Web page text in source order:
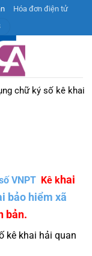
Hóa đơn điện tử
chữ ký số kê khai
VNPT Kê khai
bảo hiểm xã
bản.
kê khai hải quan